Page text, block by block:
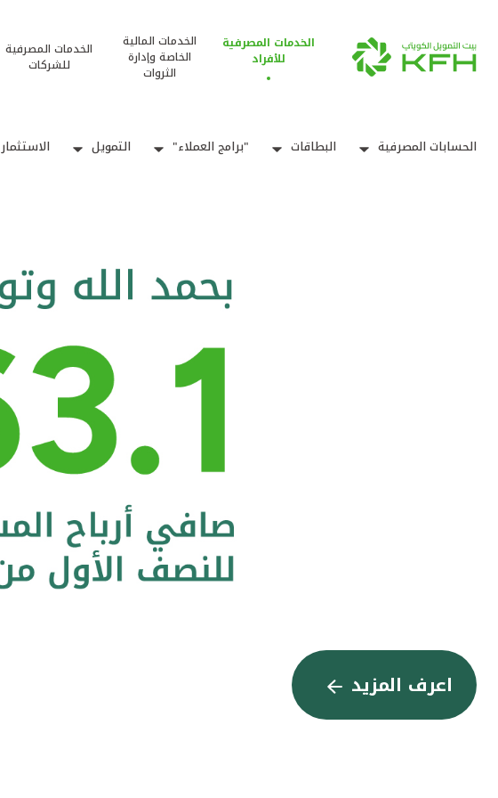
الخدمات المصرفية
للأفراد
الخدمات المالية
الخاصة وإدارة
الثروات
الخدمات المصرفية
للشركات
الحسابات المصرفية البطاقات "برامج العملاء" التمويل الاستثمار
اعرف المزيد